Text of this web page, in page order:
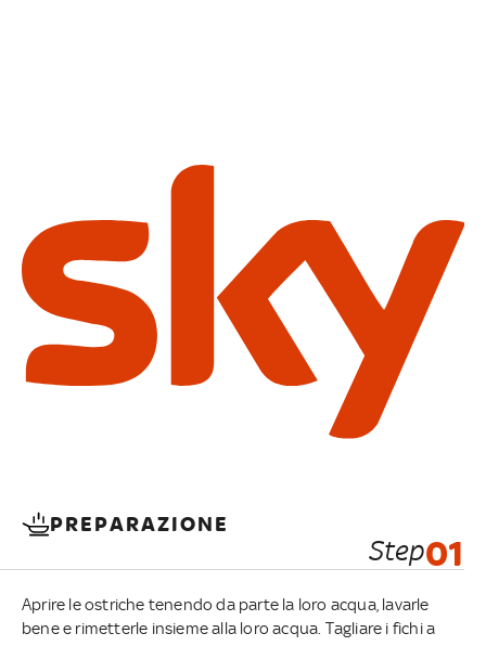
PREPARAZIONE
Step01
Aprire le ostriche tenendo da parte la loro acqua, lavarle
bene e rimetterle insieme alla loro acqua. Tagliare i fichi a